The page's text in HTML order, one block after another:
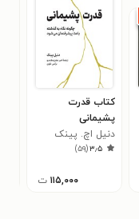
کتاب قدرت
پشیمانی
دنیل اچ. پینک
۳٫۵(۵۹)
۱۱۵,۰۰۰ ت